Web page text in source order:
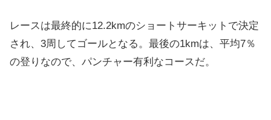
レースは最終的に12.2kmのショートサーキットで決定
され、3周してゴールとなる。最後の1kmは、平均7％
の登りなので、パンチャー有利なコースだ。